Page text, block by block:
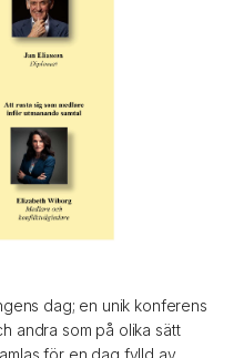
dag; en unik konferens
andra som på olika sätt
för en dag fylld av